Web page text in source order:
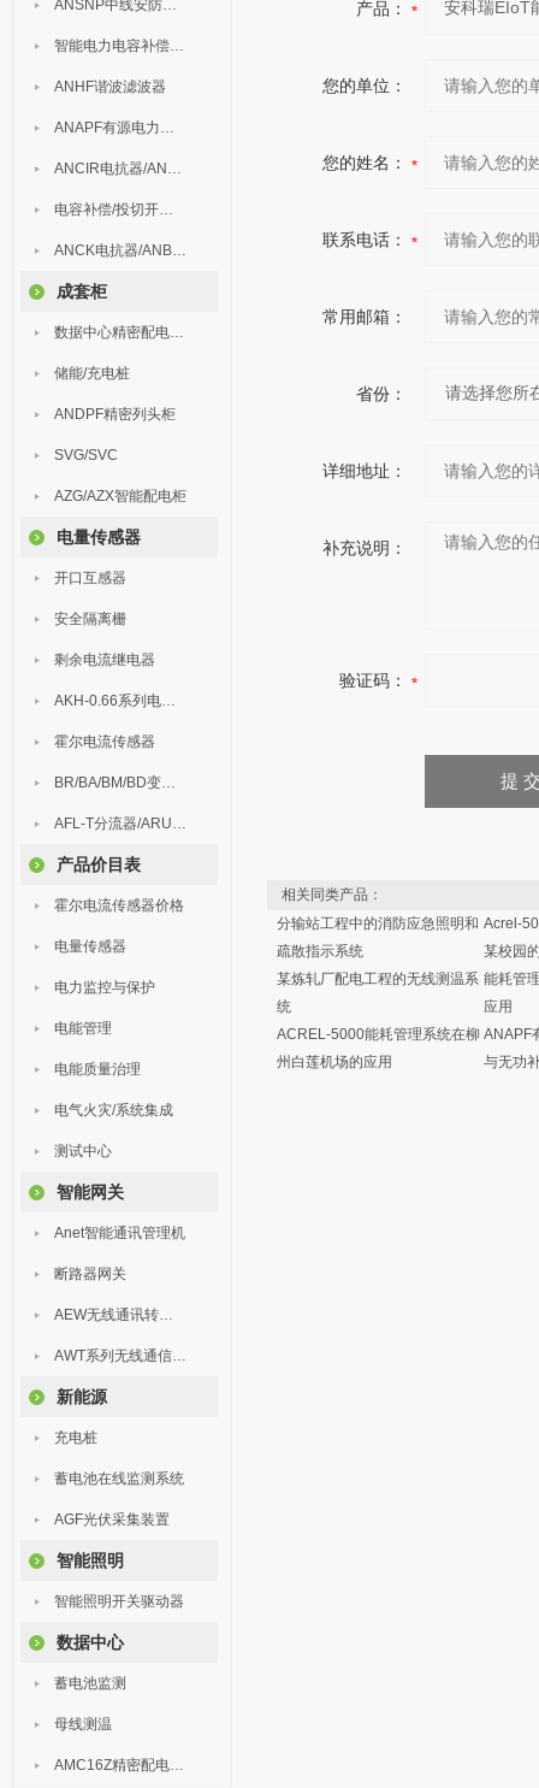
ANSNP中线安防保护器
智能电力电容补偿装置
ANHF谐波滤波器
ANAPF有源电力滤波器
ANCIR电抗器/ANHPD300谐波保护器
电容补偿/投切开关/ARC
ANCK电抗器/ANBSMJ自愈式低压并联电容器
成套柜
数据中心精密配电监控装置
储能/充电桩
ANDPF精密列头柜
SVG/SVC
AZG/AZX智能配电柜
电量传感器
开口互感器
安全隔离栅
剩余电流继电器
AKH-0.66系列电流互感器
霍尔电流传感器
BR/BA/BM/BD变送器
AFL-T分流器/ARU浪涌保护器
产品价目表
霍尔电流传感器价格
电量传感器
电力监控与保护
电能管理
电能质量治理
电气火灾/系统集成
测试中心
智能网关
Anet智能通讯管理机
断路器网关
AEW无线通讯转换器
AWT系列无线通信终端
新能源
充电桩
蓄电池在线监测系统
AGF光伏采集装置
智能照明
智能照明开关驱动器
数据中心
蓄电池监测
母线测温
AMC16Z精密配电监控装置
产品：
您的单位：
您的姓名：
联系电话：
常用邮箱：
省份：
详细地址：
补充说明：
验证码：
相关同类产品：
分输站工程中的消防应急照明和
疏散指示系统
Acrel-
某校园
某炼轧厂配电工程的无线测温系
统
能耗管
应用
ACREL-5000能耗管理系统在柳
州白莲机场的应用
ANAPF
与无功